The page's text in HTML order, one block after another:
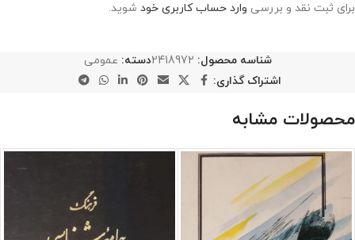
برای ثبت نقد و بررسی وارد حساب کاربری خود شوید.
شناسه محصول: 2418972دسته: عمومی
اشتراک گذاری:
محصولات مشابه